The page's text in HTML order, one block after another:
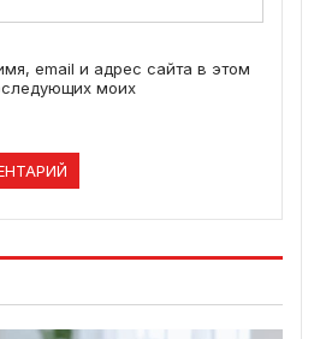
email и адрес сайта в этом
моих